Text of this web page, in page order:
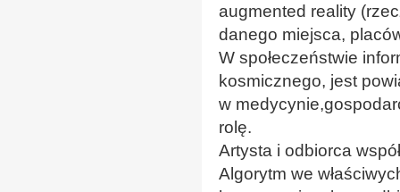
augmented reality
danego miejsca,
W społeczeństwie
kosmicznego, jest
w
rolę.
Artysta i odbiorca
Algorytm we